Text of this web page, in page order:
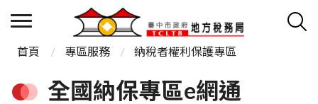
首頁 專區服務 納稅者權利保護專區
全國納保專區e網通